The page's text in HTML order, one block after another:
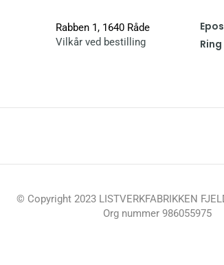
Rabben 1, 1640 Råde
Vilkår ved bestilling
© Copyright 2023 LISTVERKFABRIKKEN
Org nummer 986055975